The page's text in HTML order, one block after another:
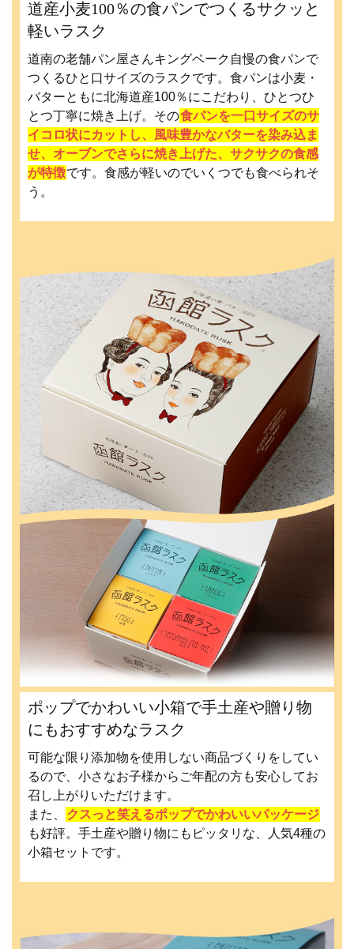
道産小麦100％の食パンでつくるサクッと
軽いラスク
道南の老舗パン屋さんキングベーク自慢の食パンで
つくるひと口サイズのラスクです。食パンは小麦・
バターともに北海道産100％にこだわり、ひとつひ
とつ丁寧に焼き上げ。その食パンを一口サイズのサ
イコロ状にカットし、風味豊かなバターを染み込ま
せ、オーブンでさらに焼き上げた、サクサクの食感
が特徴です。食感が軽いのでいくつでも食べられそ
う。
ポップでかわいい小箱で手土産や贈り物
にもおすすめなラスク
可能な限り添加物を使用しない商品づくりをしてい
るので、小さなお子様からご年配の方も安心してお
召し上がりいただけます。
また、
クスっと笑えるポップでかわいいパッケージ
も好評。手土産や贈り物にもピッタリな、人気4種の
小箱セットです。